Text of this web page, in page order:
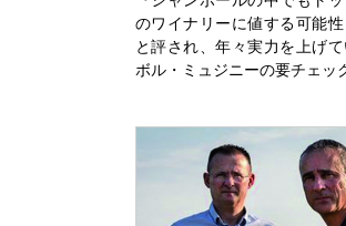
のワイナリーに値する可能性
と評され、年々実力を上げ
ボル・ミュジニーの要チェッ